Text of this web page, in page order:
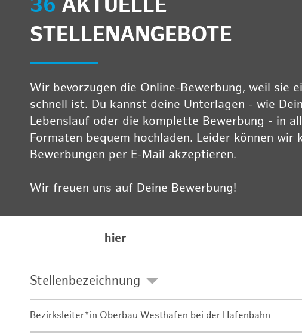
36 AKTUELLE
STELLENANGEBOTE
Wir bevorzugen die Online-Bewerbung, weil sie
schnell ist. Du kannst deine Unterlagen - wie
Lebenslauf oder die komplette Bewerbung - in
Formaten bequem hochladen. Leider können wir
Bewerbungen per E-Mail akzeptieren.
Wir freuen uns auf Deine Bewerbung!
hier
Stellenbezeichnung
Bezirksleiter*in Oberbau Westhafen bei der Hafenbahn